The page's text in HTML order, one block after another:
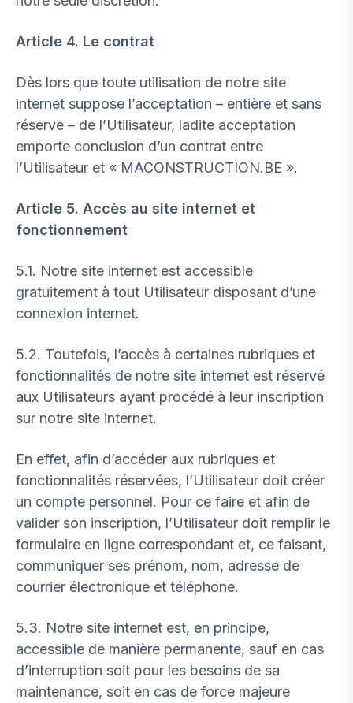
Article 4. Le contrat
Dès lors que toute utilisation de notre site
internet suppose l’acceptation – entière et sans
réserve – de l’Utilisateur, ladite acceptation
emporte conclusion d’un contrat entre
l’Utilisateur et « MACONSTRUCTION.BE ».
Article 5. Accès au site internet et
fonctionnement
5.1. Notre site internet est accessible
gratuitement à tout Utilisateur disposant d’une
connexion internet.
5.2. Toutefois, l’accès à certaines rubriques et
fonctionnalités de notre site internet est réservé
aux Utilisateurs ayant procédé à leur inscription
sur notre site internet.
En effet, afin d’accéder aux rubriques et
fonctionnalités réservées, l’Utilisateur doit créer
un compte personnel. Pour ce faire et afin de
valider son inscription, l’Utilisateur doit remplir le
formulaire en ligne correspondant et, ce faisant,
communiquer ses prénom, nom, adresse de
courrier électronique et téléphone.
5.3. Notre site internet est, en principe,
accessible de manière permanente, sauf en cas
d’interruption soit pour les besoins de sa
maintenance, soit en cas de force majeure